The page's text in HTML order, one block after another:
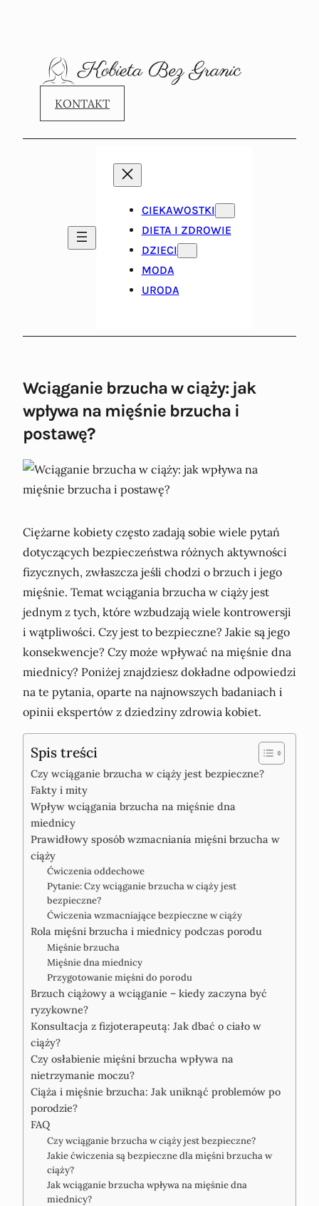
KONTAKT
CIEKAWOSTKI
DIETA I ZDROWIE
DZIECI
MODA
URODA
Wciąganie brzucha w ciąży: jak
wpływa na mięśnie brzucha i
postawę?
Ciężarne kobiety często zadają sobie wiele pytań
dotyczących bezpieczeństwa różnych aktywności
fizycznych, zwłaszcza jeśli chodzi o brzuch i jego
mięśnie. Temat wciągania brzucha w ciąży jest
jednym z tych, które wzbudzają wiele kontrowersji
i wątpliwości. Czy jest to bezpieczne? Jakie są jego
konsekwencje? Czy może wpływać na mięśnie dna
miednicy? Poniżej znajdziesz dokładne odpowiedzi
na te pytania, oparte na najnowszych badaniach i
opinii ekspertów z dziedziny zdrowia kobiet.
Spis treści
Czy wciąganie brzucha w ciąży jest bezpieczne?
Fakty i mity
Wpływ wciągania brzucha na mięśnie dna
miednicy
Prawidłowy sposób wzmacniania mięśni brzucha w
ciąży
Ćwiczenia oddechowe
Pytanie: Czy wciąganie brzucha w ciąży jest
bezpieczne?
Ćwiczenia wzmacniające bezpieczne w ciąży
Rola mięśni brzucha i miednicy podczas porodu
Mięśnie brzucha
Mięśnie dna miednicy
Przygotowanie mięśni do porodu
Brzuch ciążowy a wciąganie – kiedy zaczyna być
ryzykowne?
Konsultacja z fizjoterapeutą: Jak dbać o ciało w
ciąży?
Czy osłabienie mięśni brzucha wpływa na
nietrzymanie moczu?
Ciąża i mięśnie brzucha: Jak uniknąć problemów po
porodzie?
FAQ
Czy wciąganie brzucha w ciąży jest bezpieczne?
Jakie ćwiczenia są bezpieczne dla mięśni brzucha w
ciąży?
Jak wciąganie brzucha wpływa na mięśnie dna
miednicy?